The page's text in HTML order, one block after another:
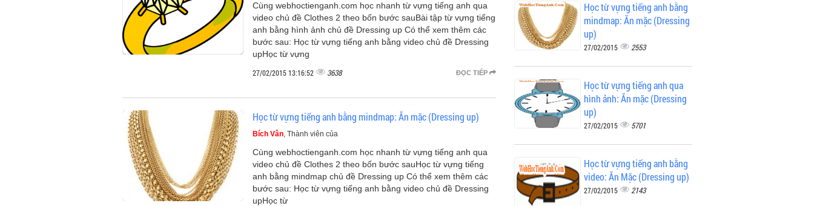
Cùng webhoctienganh.com học nhanh từ vựng tiếng anh qua
video chủ đề Clothes 2 theo bốn bước sauBài tập từ vựng tiếng
anh bằng hình ảnh chủ đề Dressing up Có thể xem thêm các
bước sau: Học từ vựng tiếng anh bằng video chủ đề Dressing
upHọc từ vựng
ĐỌC TIẾP
27/02/2015 13:16:52 3638
Học từ vựng tiếng anh bằng mindmap: Ăn mặc (Dressing up)
Bích Vân, Thành viên của
Cùng webhoctienganh.com học nhanh từ vựng tiếng anh qua
video chủ đề Clothes 2 theo bốn bước sauHọc từ vựng tiếng
anh bằng mindmap chủ đề Dressing up Có thể xem thêm các
bước sau: Học từ vựng tiếng anh bằng video chủ đề Dressing
upHọc từ
Học từ vựng tiếng anh bằng
mindmap: Ăn mặc (Dressing
up)
27/02/2015 2553
Học từ vựng tiếng anh qua
hình ảnh: Ăn mặc (Dressing
up)
27/02/2015 5701
Học từ vựng tiếng anh bằng
video: Ăn Mặc (Dressing up)
27/02/2015 2143